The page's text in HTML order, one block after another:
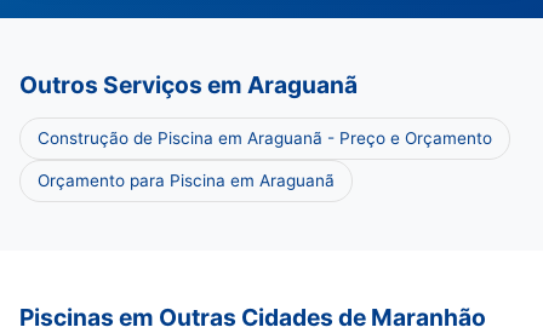
Outros Serviços em Araguanã
Construção de Piscina em Araguanã - Preço e Orçamento
Orçamento para Piscina em Araguanã
Piscinas em Outras Cidades de Maranhão